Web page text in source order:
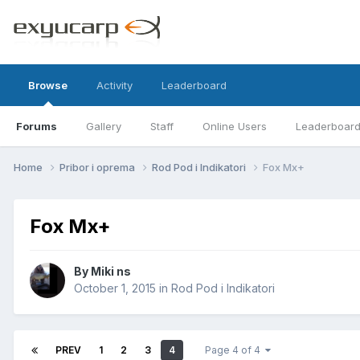
Browse
Forums Gallery Staff Online Users Leaderboard
Activity Leaderboard
Home Pribor i oprema Rod Pod i Indikatori Fox Mx+
Fox Mx+
By Miki ns
October 1, 2015 in Rod Pod i Indikatori
PREV 1 2 3 4 Page 4 of 4